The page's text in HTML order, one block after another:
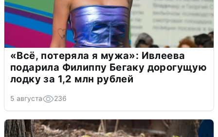
«Всё, потеряла я мужа»: Ивлеева
подарила Филиппу Бегаку дорогущую
лодку за 1,2 млн рублей
5 августа 236